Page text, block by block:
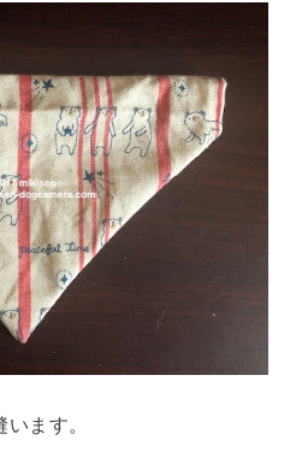
ます。